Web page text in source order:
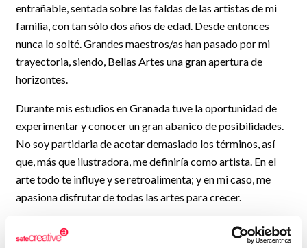
entrañable, sentada sobre las faldas de las artistas de mi
familia, con tan sólo dos años de edad. Desde entonces
nunca lo solté. Grandes maestros/as han pasado por mi
trayectoria, siendo, Bellas Artes una gran apertura de
horizontes.
Durante mis estudios en Granada tuve la oportunidad de
experimentar y conocer un gran abanico de posibilidades.
No soy partidaria de acotar demasiado los términos, así
que, más que ilustradora, me definiría como artista. En el
arte todo te influye y se retroalimenta; y en mi caso, me
apasiona disfrutar de todas las artes para crecer.
Apuesto por una dedicación a la artesanía, en la que el
mimo con que se fabrica una obra y el concepto de la pieza